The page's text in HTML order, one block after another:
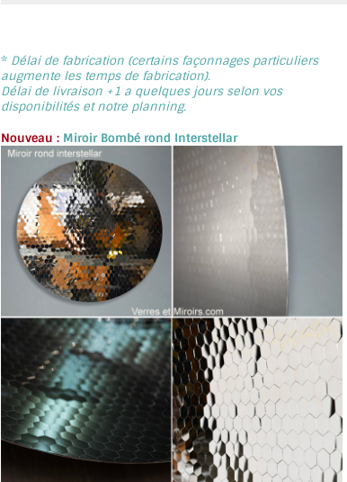
* Délai de fabrication (certains façonnages particuliers
augmente les temps de fabrication).
Délai de livraison +1 a quelques jours selon vos
disponibilités et notre planning.
Nouveau : Miroir Bombé rond Interstellar